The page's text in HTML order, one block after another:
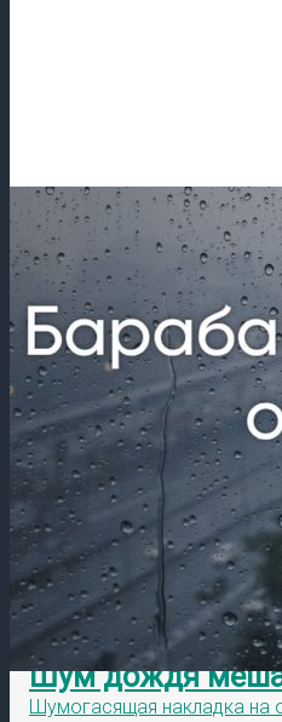
Шум дождя
Шумогасящая накладка на